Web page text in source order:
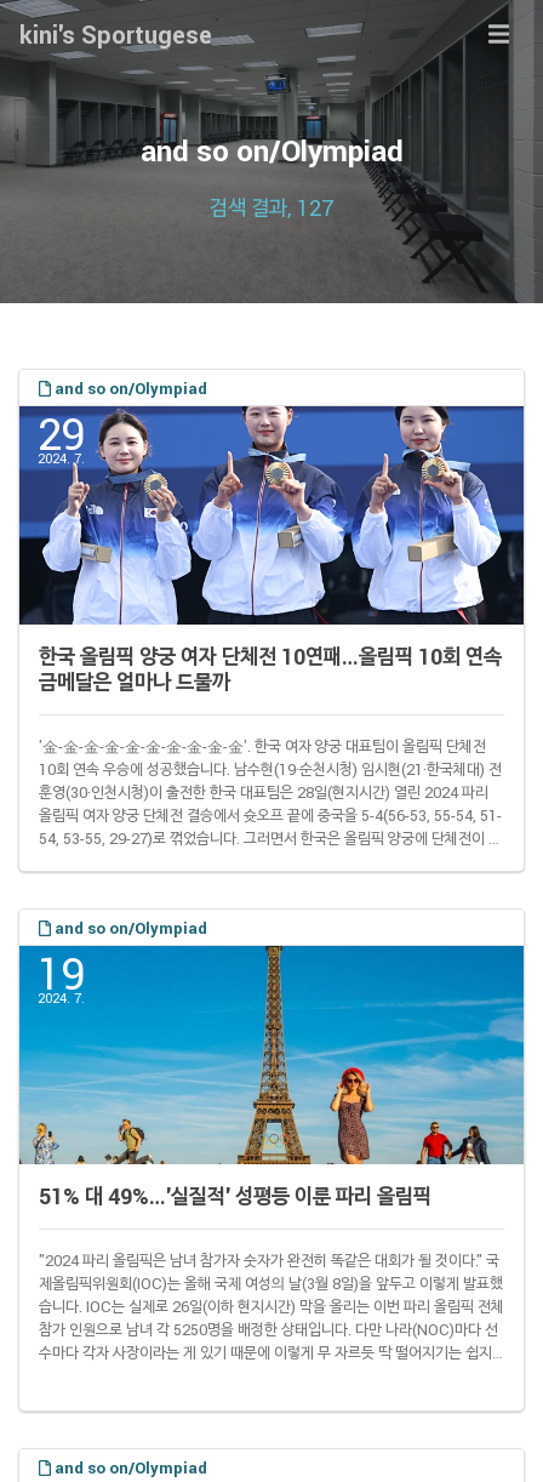
kini's Sportugese
and so on/Olympiad
검색 결과, 127
and so on/Olympiad
29
2024. 7.
한국 올림픽 양궁 여자 단체전 10연패…올림픽 10회 연속
금메달은 얼마나 드물까
'金-金-金-金-金-金-金-金-金-金'. 한국 여자 양궁 대표팀이 올림픽 단체전
10회 연속 우승에 성공했습니다. 남수현(19·순천시청) 임시현(21·한국체대) 전
훈영(30·인천시청)이 출전한 한국 대표팀은 28일(현지시간) 열린 2024 파리
올림픽 여자 양궁 단체전 결승에서 슛오프 끝에 중국을 5-4(56-53, 55-54, 51-
54, 53-55, 29-27)로 꺾었습니다. 그러면서 한국은 올림픽 양궁에 단체전이 처
수 1988 1992 1996 2000 2004 2008 2012 2016 2020 2024 김수
녕 ✔ ✔ ✔ 왕희경 ✔ ..
and so on/Olympiad
19
2024. 7.
51% 대 49%…'실질적' 성평등 이룬 파리 올림픽
"2024 파리 올림픽은 남녀 참가자 숫자가 완전히 똑같은 대회가 될 것이다." 국
제올림픽위원회(IOC)는 올해 국제 여성의 날(3월 8일)을 앞두고 이렇게 발표했
습니다. IOC는 실제로 26일(이하 현지시간) 막을 올리는 이번 파리 올림픽 전체
참가 인원으로 남녀 각 5250명을 배정한 상태입니다. 다만 나라(NOC)마다 선
수마다 각자 사장이라는 게 있기 때문에 이렇게 무 자르듯 딱 떨어지기는 쉽지
를 개방한 1900 파리 대회 때는 전체 참가 선수 997명 ..
and so on/Olympiad